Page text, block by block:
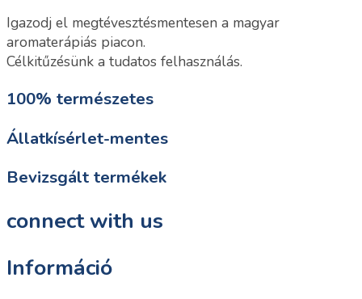
Igazodj el megtévesztésmentesen a magyar
aromaterápiás piacon.
Célkitűzésünk a tudatos felhasználás.
100% természetes
Állatkísérlet-mentes
Bevizsgált termékek
connect with us
Információ